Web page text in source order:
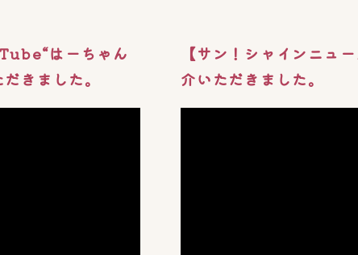
はーちゃん
きました。
【サン！シャインニュ
介いただきました。